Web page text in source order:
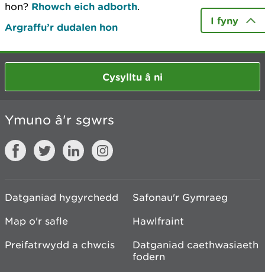
hon? Rhowch eich adborth.
Argraffu’r dudalen hon
I fyny
Cysylltu â ni
Ymuno â'r sgwrs
Datganiad hygyrchedd
Safonau'r Gymraeg
Map o'r safle
Hawlfraint
Preifatrwydd a chwcis
Datganiad caethwasiaeth
fodern